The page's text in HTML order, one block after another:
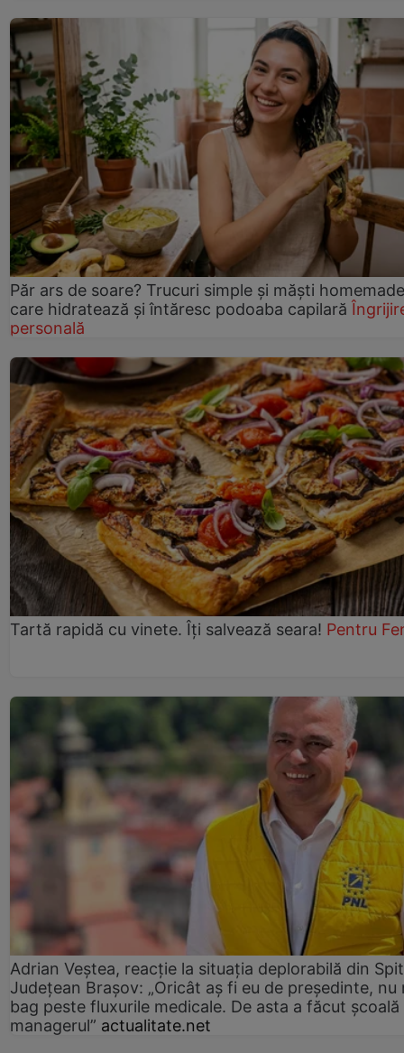
Păr ars de soare? Trucuri simple și măști homemade
care hidratează și întăresc podoaba capilară
personală
Tartă rapidă cu vinete. Îți salvează seara! Pentru
Adrian Veștea, reacție la situația deplorabilă din
Județean Brașov: „Oricât aș fi eu de președinte, nu
bag peste fluxurile medicale. De asta a făcut școală
managerul” actualitate.net